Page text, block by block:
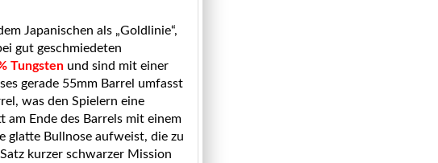
Japanischen als „Goldlinie“,
gut geschmiedeten
Tungsten und sind mit einer
gerade 55mm Barrel umfasst
was den Spielern eine
Ende des Barrels mit einem
glatte Bullnose aufweist, die zu
kurzer schwarzer Mission